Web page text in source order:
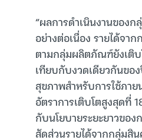
“ผลการดำเนินงานของ
อย่างต่อเนื่อง รายได้จา
ตามกลุ่มผลิตภัณฑ์ยังเติ
เทียบกับงวดเดียวกันขอ
สุขภาพสำหรับการใช้ภา
อัตราการเติบโตสูงสุดที่
กับนโยบายระยะยาวขอ
สัดส่วนรายได้จากกลุ่มสิ